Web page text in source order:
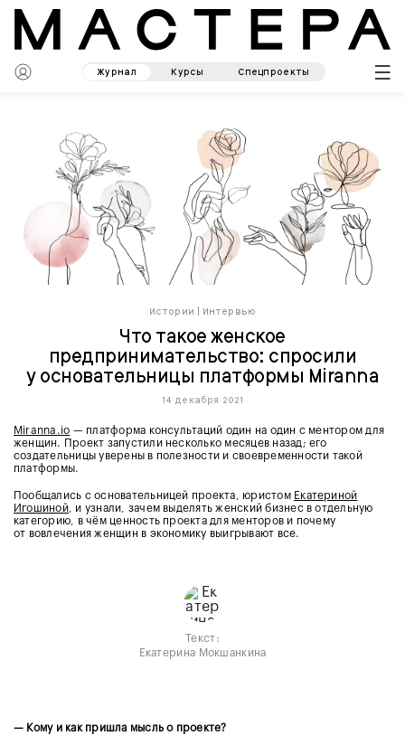
Журнал Курсы Спецпроекты
Истории Интервью
Что такое женское
предпринимательство: спросили
у основательницы платформы Miranna
14 декабря 2021
Miranna.io — платформа консультаций один на один с ментором для
женщин. Проект запустили несколько месяцев назад; его
создательницы уверены в полезности и своевременности такой
платформы.
Пообщались с основательницей проекта, юристом Екатериной
Игошиной, и узнали, зачем выделять женский бизнес в отдельную
категорию, в чём ценность проекта для менторов и почему
от вовлечения женщин в экономику выигрывают все.
Текст:
Екатерина Мокшанкина
— Кому и как пришла мысль о проекте?